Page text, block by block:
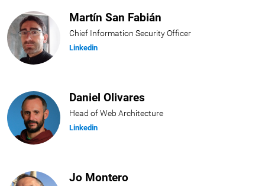
Martín San Fabián
Chief Information Security Officer
Linkedin
Daniel Olivares
Head of Web Architecture
Linkedin
Jo Montero